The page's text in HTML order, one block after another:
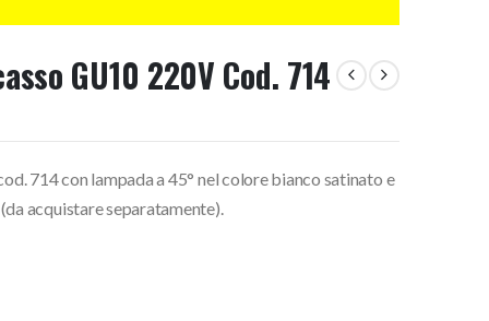
GU10 220V Cod. 714
714 con lampada a 45° nel colore bianco satinato e
acquistare separatamente).